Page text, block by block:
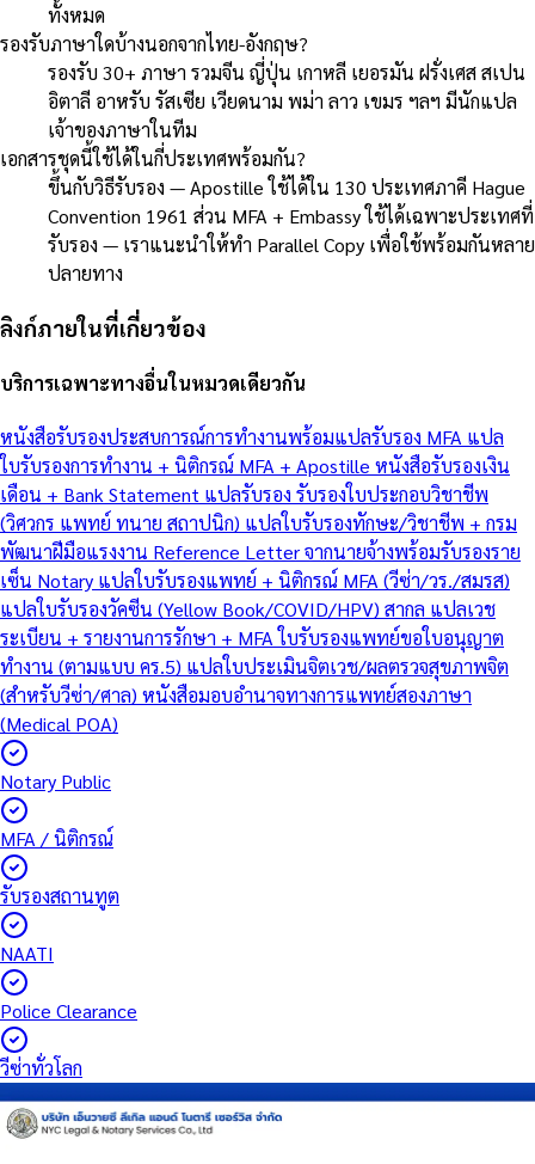
ทั้งหมด
รองรับภาษาใดบ้างนอกจากไทย-อังกฤษ?
รองรับ 30+ ภาษา รวมจีน ญี่ปุ่น เกาหลี เยอรมัน ฝรั่งเศส สเปน
อิตาลี อาหรับ รัสเซีย เวียดนาม พม่า ลาว เขมร ฯลฯ มีนักแปล
เจ้าของภาษาในทีม
เอกสารชุดนี้ใช้ได้ในกี่ประเทศพร้อมกัน?
ขึ้นกับวิธีรับรอง — Apostille ใช้ได้ใน 130 ประเทศภาคี Hague
Convention 1961 ส่วน MFA + Embassy ใช้ได้เฉพาะประเทศที่
รับรอง — เราแนะนำให้ทำ Parallel Copy เพื่อใช้พร้อมกันหลาย
ปลายทาง
ลิงก์ภายในที่เกี่ยวข้อง
บริการเฉพาะทางอื่นในหมวดเดียวกัน
หนังสือรับรองประสบการณ์การทำงานพร้อมแปลรับรอง MFA แปล
ใบรับรองการทำงาน + นิติกรณ์ MFA + Apostille หนังสือรับรองเงิน
เดือน + Bank Statement แปลรับรอง รับรองใบประกอบวิชาชีพ
(วิศวกร แพทย์ ทนาย สถาปนิก) แปลใบรับรองทักษะ/วิชาชีพ + กรม
พัฒนาฝีมือแรงงาน Reference Letter จากนายจ้างพร้อมรับรองราย
เซ็น Notary แปลใบรับรองแพทย์ + นิติกรณ์ MFA (วีซ่า/วร./สมรส)
แปลใบรับรองวัคซีน (Yellow Book/COVID/HPV) สากล แปลเวช
ระเบียน + รายงานการรักษา + MFA ใบรับรองแพทย์ขอใบอนุญาต
ทำงาน (ตามแบบ คร.5) แปลใบประเมินจิตเวช/ผลตรวจสุขภาพจิต
(สำหรับวีซ่า/ศาล) หนังสือมอบอำนาจทางการแพทย์สองภาษา
(Medical POA)
Notary Public
MFA / นิติกรณ์
รับรองสถานทูต
NAATI
Police Clearance
วีซ่าทั่วโลก